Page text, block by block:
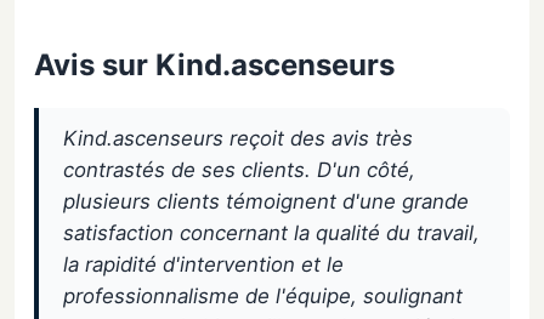
Avis sur Kind.ascenseurs
Kind.ascenseurs reçoit des avis très
contrastés de ses clients. D'un côté,
plusieurs clients témoignent d'une grande
satisfaction concernant la qualité du travail,
la rapidité d'intervention et le
professionnalisme de l'équipe, soulignant